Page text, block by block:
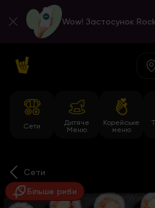
Wow! Застосунок
Сети
Дитяче
Меню
Корейське
меню
Сети
Більше риби